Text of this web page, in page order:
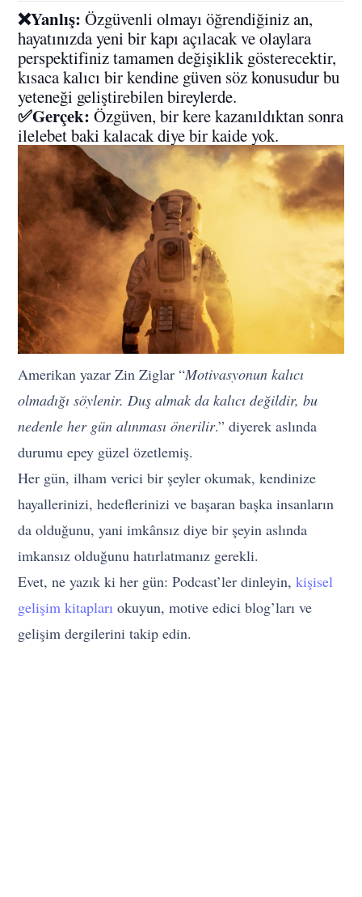
❌Yanlış: Özgüvenli olmayı öğrendiğiniz an,
hayatınızda yeni bir kapı açılacak ve olaylara
perspektifiniz tamamen değişiklik gösterecektir,
kısaca kalıcı bir kendine güven söz konusudur bu
yeteneği geliştirebilen bireylerde.
✅Gerçek: Özgüven, bir kere kazanıldıktan sonra
ilelebet baki kalacak diye bir kaide yok.
Amerikan yazar Zin Ziglar “Motivasyonun kalıcı
olmadığı söylenir. Duş almak da kalıcı değildir, bu
nedenle her gün alınması önerilir.” diyerek aslında
durumu epey güzel özetlemiş.
Her gün, ilham verici bir şeyler okumak, kendinize
hayallerinizi, hedeflerinizi ve başaran başka insanların
da olduğunu, yani imkânsız diye bir şeyin aslında
imkansız olduğunu hatırlatmanız gerekli.
Evet, ne yazık ki her gün: Podcast’ler dinleyin,kişisel
gelişim kitapları okuyun, motive edici blog’ları ve
gelişim dergilerini takip edin.